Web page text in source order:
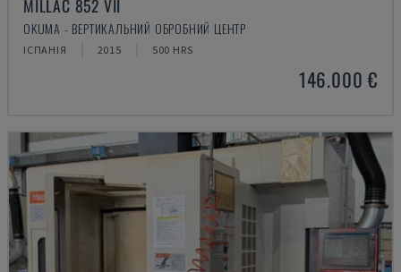
MILLAC 852 VII
OKUMA - ВЕРТИКАЛЬНИЙ ОБРОБНИЙ ЦЕНТР
ІСПАНІЯ 2015 500 HRS
146.000 €